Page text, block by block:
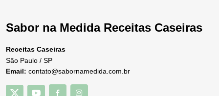
Sabor na Medida Receitas Caseiras
Receitas Caseiras
São Paulo / SP
Email: contato@sabornamedida.com.br